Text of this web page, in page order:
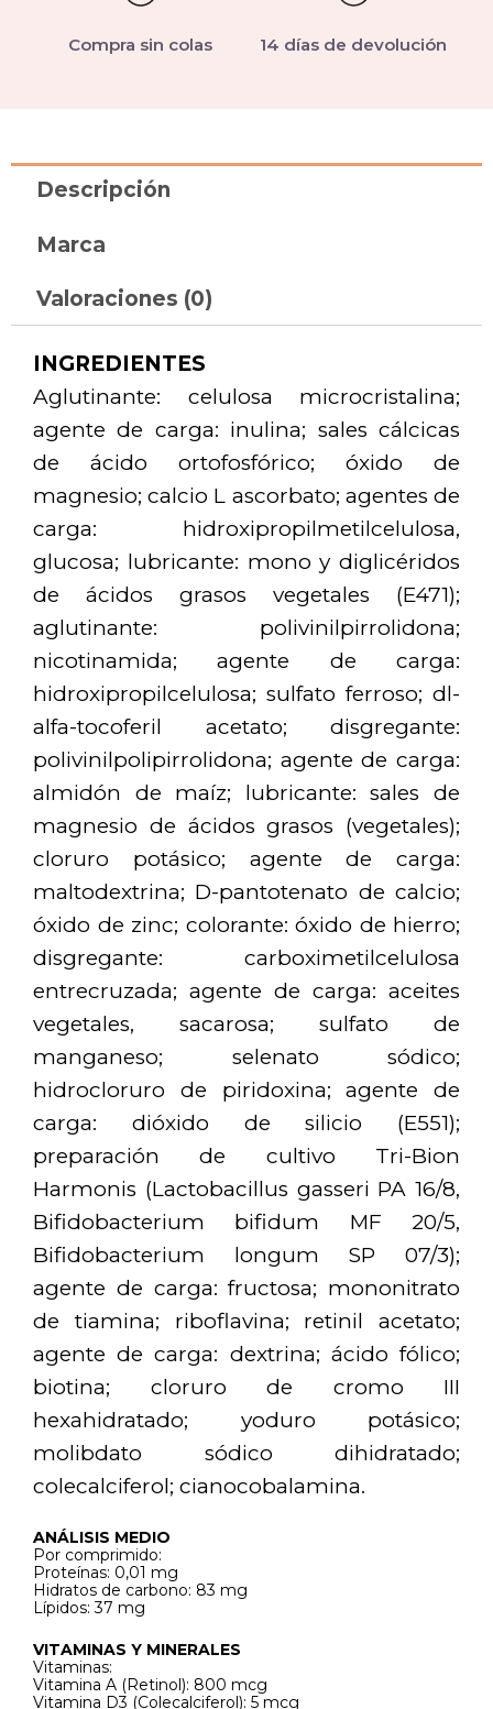
Compra sin colas 14 días de devolución
Descripción
Marca
Valoraciones (0)
INGREDIENTES
Aglutinante: celulosa microcristalina;
agente de carga: inulina; sales cálcicas
de ácido ortofosfórico; óxido de
magnesio; calcio L ascorbato; agentes de
carga: hidroxipropilmetilcelulosa,
glucosa; lubricante: mono y diglicéridos
de ácidos grasos vegetales (E471);
aglutinante: polivinilpirrolidona;
nicotinamida; agente de carga:
hidroxipropilcelulosa; sulfato ferroso; dl-
alfa-tocoferil acetato; disgregante:
polivinilpolipirrolidona; agente de carga:
almidón de maíz; lubricante: sales de
magnesio de ácidos grasos (vegetales);
cloruro potásico; agente de carga:
maltodextrina; D-pantotenato de calcio;
óxido de zinc; colorante: óxido de hierro;
disgregante: carboximetilcelulosa
entrecruzada; agente de carga: aceites
vegetales, sacarosa; sulfato de
manganeso; selenato sódico;
hidrocloruro de piridoxina; agente de
carga: dióxido de silicio (E551);
preparación de cultivo Tri-Bion
Harmonis (Lactobacillus gasseri PA 16/8,
Bifidobacterium bifidum MF 20/5,
Bifidobacterium longum SP 07/3);
agente de carga: fructosa; mononitrato
de tiamina; riboflavina; retinil acetato;
agente de carga: dextrina; ácido fólico;
biotina; cloruro de cromo III
hexahidratado; yoduro potásico;
molibdato sódico dihidratado;
colecalciferol; cianocobalamina.
ANÁLISIS MEDIO
Por comprimido:
Proteínas: 0,01 mg
Hidratos de carbono: 83 mg
Lípidos: 37 mg
VITAMINAS Y MINERALES
Vitaminas:
Vitamina A (Retinol): 800 mcg
Vitamina D3 (Colecalciferol): 5 mcg